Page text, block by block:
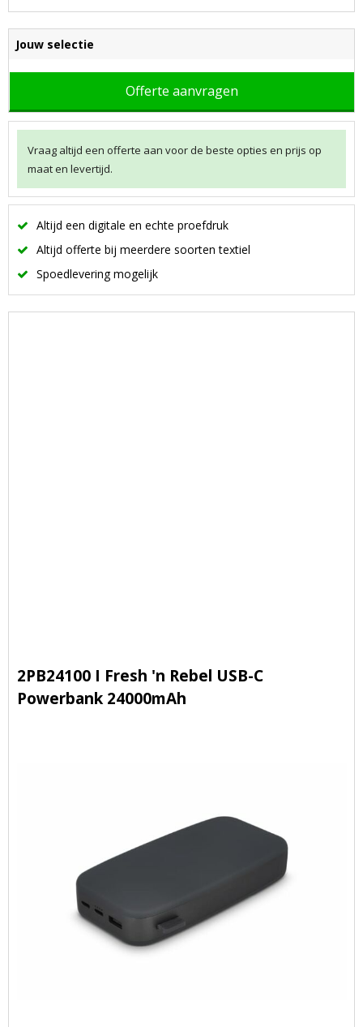
Jouw selectie
Offerte aanvragen
Vraag altijd een offerte aan voor de beste opties en prijs op
maat en levertijd.
Altijd een digitale en echte proefdruk
Altijd offerte bij meerdere soorten textiel
Spoedlevering mogelijk
2PB24100 I Fresh 'n Rebel USB-C
Powerbank 24000mAh